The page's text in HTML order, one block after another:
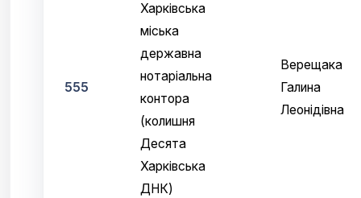
555
Харківська
міська
державна
нотаріальна
контора
(колишня
Десята
Харківська
ДНК)
Верещака
Галина
Леонідівна